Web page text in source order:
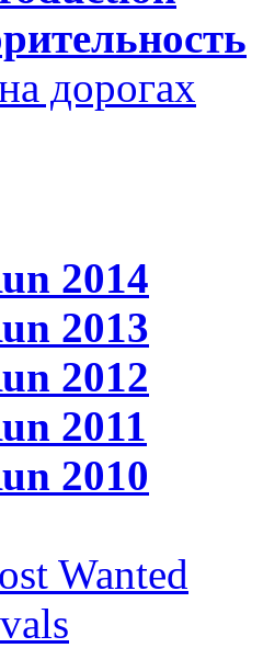
дорогах
2014
2013
2012
2011
2010
Wanted